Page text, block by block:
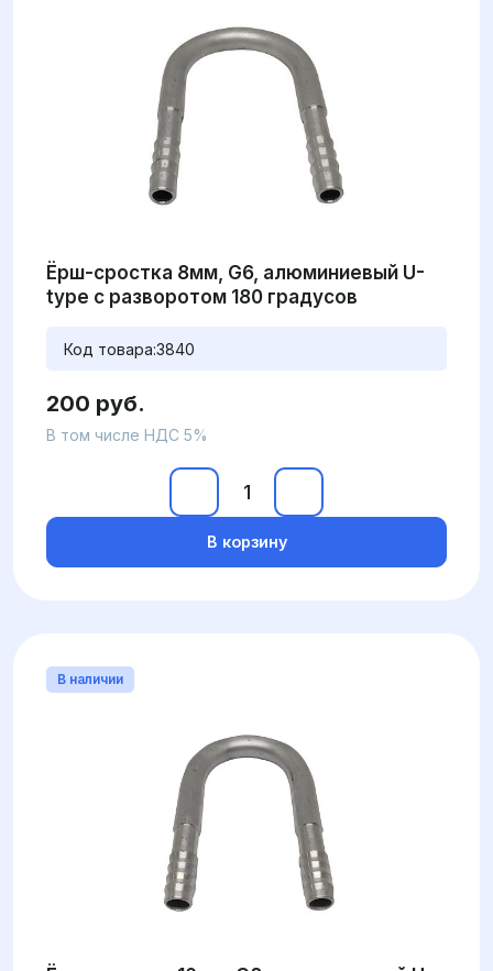
Ёрш-сростка 8мм, G6, алюминиевый U-
type с разворотом 180 градусов
Код товара:3840
200 руб.
В том числе НДС 5%
В корзину
В наличии